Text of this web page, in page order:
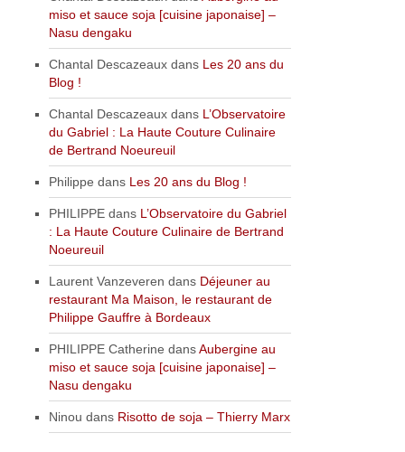
miso et sauce soja [cuisine japonaise] –
Nasu dengaku
Chantal Descazeaux dans Les 20 ans du
Blog !
Chantal Descazeaux dans L’Observatoire
du Gabriel : La Haute Couture Culinaire
de Bertrand Noeureuil
Philippe dans Les 20 ans du Blog !
PHILIPPE dans L’Observatoire du Gabriel
: La Haute Couture Culinaire de Bertrand
Noeureuil
Laurent Vanzeveren dans Déjeuner au
restaurant Ma Maison, le restaurant de
Philippe Gauffre à Bordeaux
PHILIPPE Catherine dansAubergine au
miso et sauce soja [cuisine japonaise] –
Nasu dengaku
Ninou dans Risotto de soja – Thierry Marx